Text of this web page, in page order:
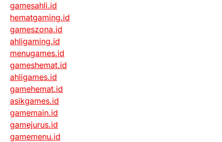
gamesahli.id
hematgaming.id
gameszona.id
ahligaming.id
menugames.id
gameshemat.id
ahligames.id
gamehemat.id
asikgames.id
gamemain.id
gamejurus.id
gamemenu.id